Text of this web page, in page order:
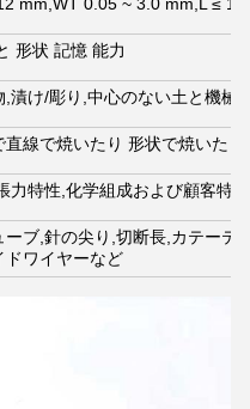
形状 記憶 能力
,漬け/彫り,中心のない土と機械
線で焼いたり 形状で焼いたり
力特性,化学組成および顧客特
ーブ,針の尖り,切断長,カテーテ
ドワイヤーなど